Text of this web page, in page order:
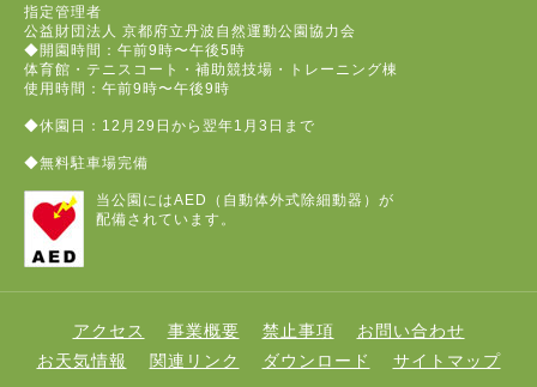
指定管理者
公益財団法人 京都府立丹波自然運動公園協力会
◆開園時間：午前9時〜午後5時
体育館・テニスコート・補助競技場・トレーニング棟
使用時間：午前9時〜午後9時
◆休園日：12月29日から翌年1月3日まで
◆無料駐車場完備
当公園にはAED（自動体外式除細動器）が
配備されています。
アクセス 事業概要 禁止事項
お問い合わせ
お天気情報
関連リンク ダウンロード サイトマップ